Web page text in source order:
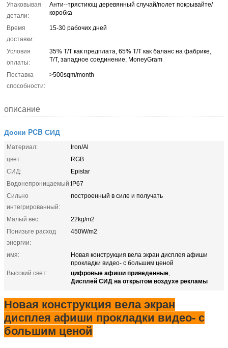
Упаковывая
детали:
Анти--трястиющ деревянный случай/полет покрывайте/
коробка
Время
доставки:
15-30 рабочих дней
Условия
оплаты:
35% T/T как предплата, 65% T/T как баланс на фабрике,
T/T, западное соединение, MoneyGram
Поставка
способности:
>500sqm/month
описание
Доски PCB СИД
Материал:
Iron/Al
цвет:
RGB
СИД:
Epistar
Водонепроницаемый:IP67
Сильно
интегрированный:
построенный в силе и получать
Малый вес:
22kg/m2
Понизьте расход
энергии:
450W/m2
имя:
Новая конструкция вела экран дисплея афиши
прокладки видео- с большим ценой
Высокий свет:
цифровые афиши приведенные,
Дисплей СИД на открытом воздухе рекламы
Новая конструкция вела экран
дисплея афиши прокладки видео- с
большим ценой